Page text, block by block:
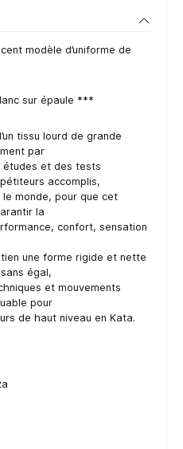
modèle d’uniforme de
sur épaule ***
tissu lourd de grande
par
études et des tests
accomplis,
monde, pour que cet
la
confort, sensation
une forme rigide et nette
égal,
et mouvements
pour
de haut niveau en Kata.